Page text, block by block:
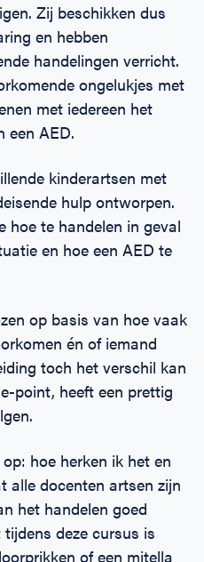
Zij beschikken dus
en hebben
handelingen verricht.
ongelukjes met
met iedereen het
een AED.
kinderartsen met
hulp ontworpen.
hoe te handelen in geval
en hoe een AED te
op basis van hoe vaak
én of iemand
toch het verschil kan
point, heeft een prettig
hoe herken ik het en
alle docenten artsen zijn
het handelen goed
deze cursus is
of een mitella